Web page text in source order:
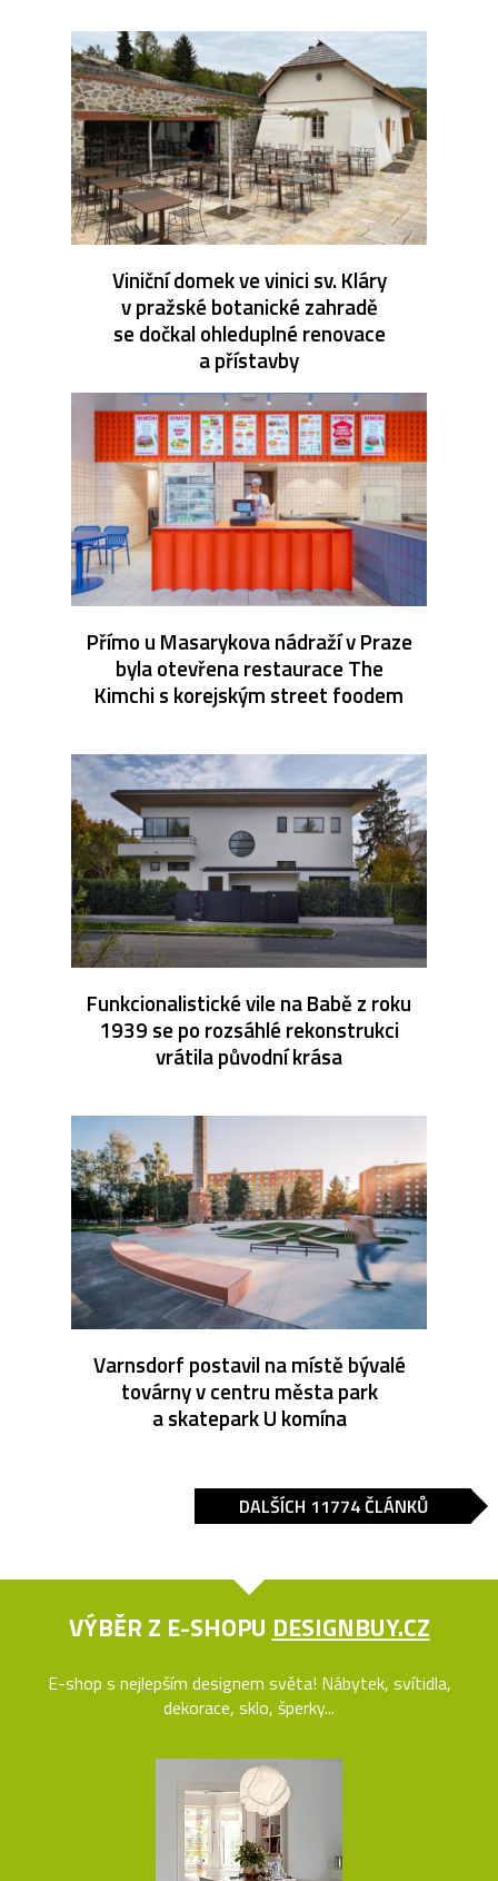
Viniční domek ve vinici sv. Kláry
v pražské botanické zahradě
se dočkal ohleduplné renovace
a přístavby
Přímo u Masarykova nádraží v Praze
byla otevřena restaurace The
Kimchi s korejským street foodem
Funkcionalistické vile na Babě z roku
1939 se po rozsáhlé rekonstrukci
vrátila původní krása
Varnsdorf postavil na místě bývalé
továrny v centru města park
a skatepark U komína
DALŠÍCH 11774 ČLÁNKŮ
VÝBĚR Z E-SHOPU DESIGNBUY.CZ
E-shop s nejlepším designem světa! Nábytek, svítidla,
dekorace, sklo, šperky...